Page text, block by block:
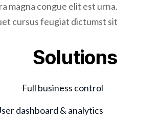
magna congue elit est urna.
cursus feugiat dictumst sit.
Solutions
Full business control
dashboard & analytics